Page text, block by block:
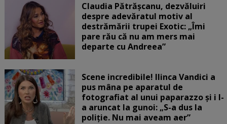
Claudia Pătrășcanu, dezvăluiri
despre adevăratul motiv al
destrămării trupei Exotic: „Îmi
pare rău că nu am mers mai
departe cu Andreea”
Scene incredibile! Ilinca Vandici a
pus mâna pe aparatul de
fotografiat al unui paparazzo și i l-
a aruncat la gunoi: „S-a dus la
poliție. Nu mai aveam aer”